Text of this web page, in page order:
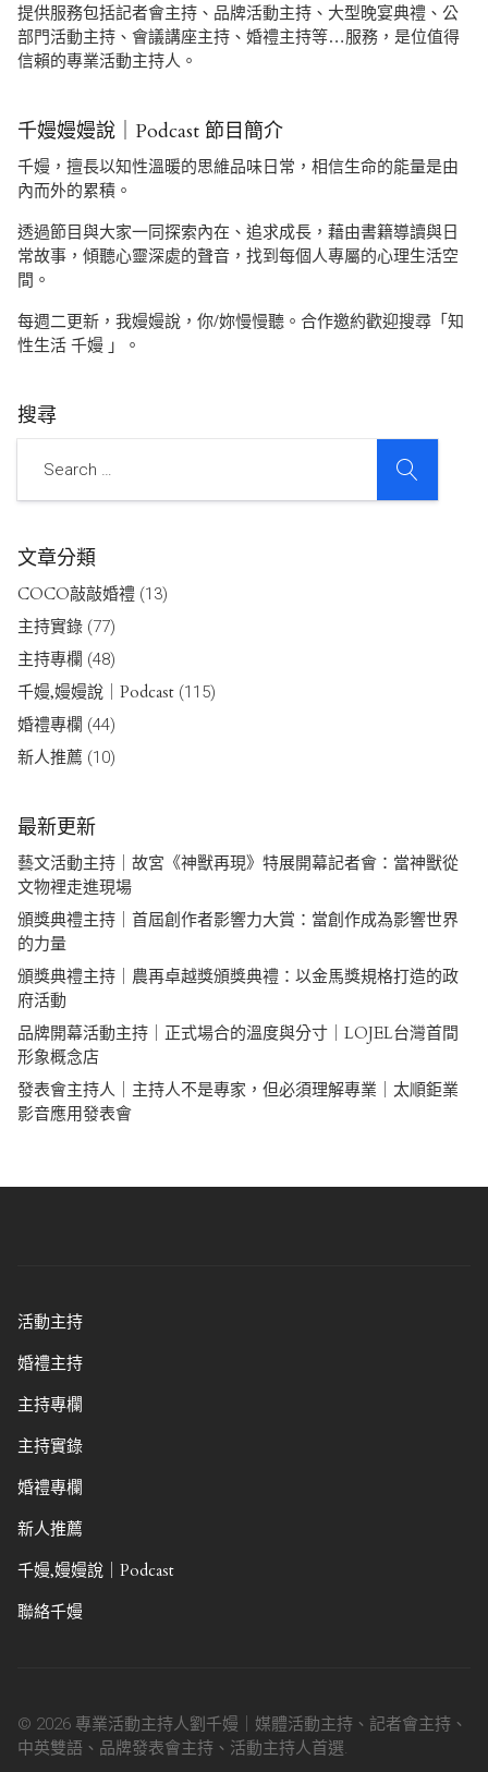
提供服務包括記者會主持、品牌活動主持、大型晚宴典禮、公
部門活動主持、會議講座主持、婚禮主持等…服務，是位值得
信賴的專業活動主持人。
千嫚嫚嫚說｜Podcast 節目簡介
千嫚，擅長以知性溫暖的思維品味日常，相信生命的能量是由
內而外的累積。
透過節目與大家一同探索內在、追求成長，藉由書籍導讀與日
常故事，傾聽心靈深處的聲音，找到每個人專屬的心理生活空
間。
每週二更新，我嫚嫚說，你/妳慢慢聽。合作邀約歡迎搜尋「知
性生活 千嫚 」。
搜尋
SEARCH
文章分類
COCO敲敲婚禮 (13)
主持實錄 (77)
主持專欄 (48)
千嫚,嫚嫚說｜Podcast (115)
婚禮專欄 (44)
新人推薦 (10)
最新更新
藝文活動主持｜故宮《神獸再現》特展開幕記者會：當神獸從
文物裡走進現場
頒獎典禮主持｜首屆創作者影響力大賞：當創作成為影響世界
的力量
頒獎典禮主持｜農再卓越獎頒獎典禮：以金馬獎規格打造的政
府活動
品牌開幕活動主持｜正式場合的溫度與分寸｜LOJEL台灣首間
形象概念店
發表會主持人｜主持人不是專家，但必須理解專業｜太順鉅業
影音應用發表會
活動主持
婚禮主持
主持專欄
主持實錄
婚禮專欄
新人推薦
千嫚,嫚嫚說｜Podcast
聯絡千嫚
© 2026 專業活動主持人劉千嫚｜媒體活動主持、記者會主持、
中英雙語、品牌發表會主持、活動主持人首選.